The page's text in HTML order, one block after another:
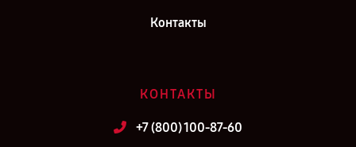
Контакты
КОНТАКТЫ
+7 (800) 100-87-60